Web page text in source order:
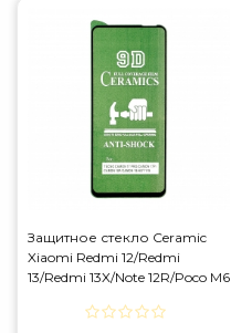
Защитное стекло Ceramic
Xiaomi Redmi 12/Redmi
13/Redmi 13X/Note 12R/Poco M6